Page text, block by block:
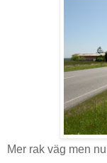
Mer rak väg men